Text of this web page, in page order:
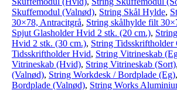
Skuffemodul (Valnød), String Skål Hylde,
30×78, Antracitgrå, String skålhylde filt
Spjut Glasholder Hvid 2 stk. (20 cm.),
Hvid 2 stk. (30 cm.), String Tidsskriftholder
Tidsskriftholder Hvid, String Vitrineskab
Vitrineskab (Hvid), String Vitrineskab (Sort),
(Valnød), String Workdesk / Bordplade (Eg),
Bordplade (Valnød), String Works